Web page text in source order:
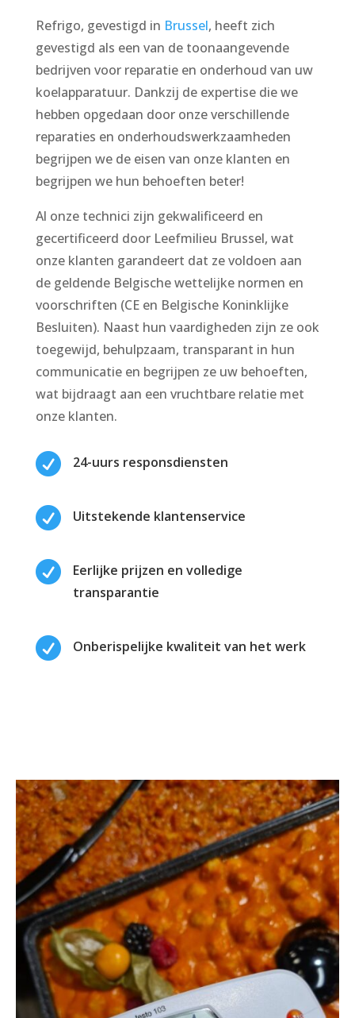
Refrigo, gevestigd in Brussel, heeft zich
gevestigd als een van de toonaangevende
bedrijven voor reparatie en onderhoud van uw
koelapparatuur. Dankzij de expertise die we
hebben opgedaan door onze verschillende
reparaties en onderhoudswerkzaamheden
begrijpen we de eisen van onze klanten en
begrijpen we hun behoeften beter!
Al onze technici zijn gekwalificeerd en
gecertificeerd door Leefmilieu Brussel, wat
onze klanten garandeert dat ze voldoen aan
de geldende Belgische wettelijke normen en
voorschriften (CE en Belgische Koninklijke
Besluiten). Naast hun vaardigheden zijn ze ook
toegewijd, behulpzaam, transparant in hun
communicatie en begrijpen ze uw behoeften,
wat bijdraagt aan een vruchtbare relatie met
onze klanten.
 24-uurs responsdiensten
 Uitstekende klantenservice

Eerlijke prijzen en volledige
transparantie
 Onberispelijke kwaliteit van het werk